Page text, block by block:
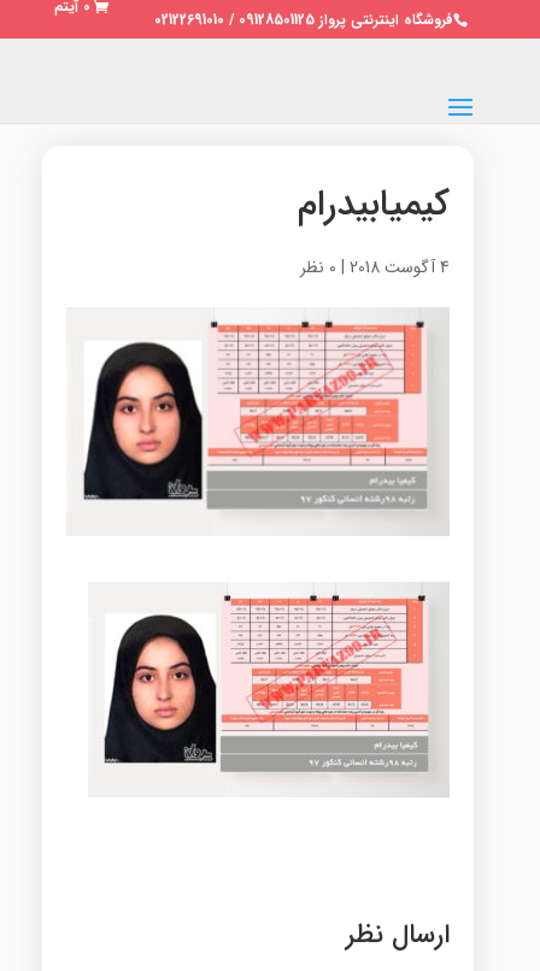
فروشگاه اینترنتی پرواز 09128501125 / 02122691010
0 آیتم
کیمیابیدرام
4 آگوست 2018 | 0 نظر
ارسال نظر